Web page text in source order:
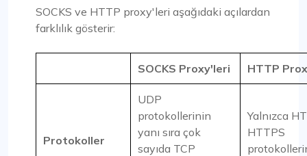
SOCKS ve HTTP proxy'leri aşağıdaki açılardan
farklılık gösterir:
SOCKS Proxy'leri HTTP
Protokoller
UDP
protokollerinin
yanı sıra çok
sayıda TCP
Yalnızca
HTTPS